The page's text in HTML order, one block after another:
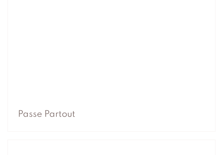
Passe Partout